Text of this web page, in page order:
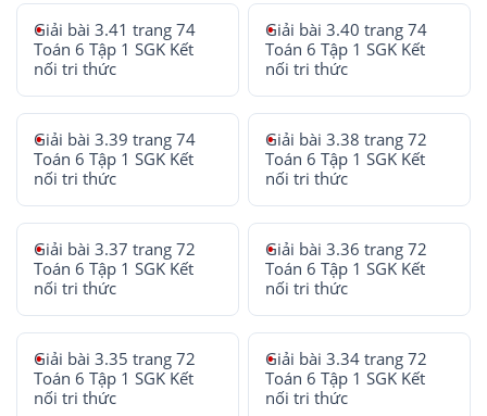
Giải bài 3.41 trang 74
Toán 6 Tập 1 SGK Kết
nối tri thức
Giải bài 3.40 trang 74
Toán 6 Tập 1 SGK Kết
nối tri thức
Giải bài 3.39 trang 74
Toán 6 Tập 1 SGK Kết
nối tri thức
Giải bài 3.38 trang 72
Toán 6 Tập 1 SGK Kết
nối tri thức
Giải bài 3.37 trang 72
Toán 6 Tập 1 SGK Kết
nối tri thức
Giải bài 3.36 trang 72
Toán 6 Tập 1 SGK Kết
nối tri thức
Giải bài 3.35 trang 72
Toán 6 Tập 1 SGK Kết
nối tri thức
Giải bài 3.34 trang 72
Toán 6 Tập 1 SGK Kết
nối tri thức